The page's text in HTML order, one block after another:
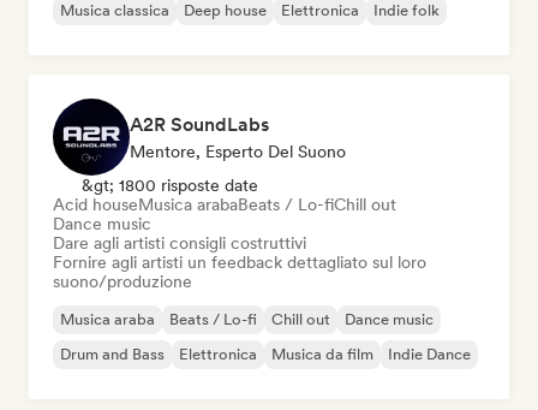
Musica classica
Deep house Elettronica Indie folk
A2R SoundLabs
Mentore, Esperto Del Suono
&gt; 1800 risposte date
Acid houseMusica arabaBeats / Lo-fiChill out
Dance music
Dare agli artisti consigli costruttivi
Fornire agli artisti un feedback dettagliato sul loro
suono/produzione
Musica araba Beats / Lo-fi Chill out
Dance music
Drum and Bass
Elettronica Musica da film Indie Dance